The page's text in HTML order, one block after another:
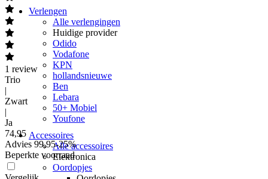
Verlengen
Alle verlengingen
Huidige provider
Odido
Vodafone
KPN
hollandsnieuwe
Ben
Lebara
50+ Mobiel
Youfone
Accessoires
Alle accessoires
Elektronica
Oordopjes
1 review
Trio
|
Zwart
|
Ja
74,95
Advies 99,95-25%
Beperkte voorraad